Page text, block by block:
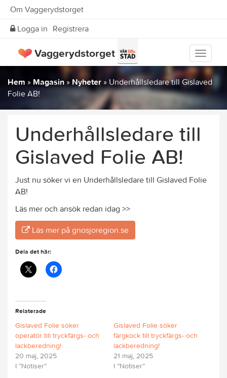
Om Vaggerydstorget
Logga in Registrera
Visa
meny
Vaggerydstorget
Hem » Magasin» Nyheter » Underhållsledare till Gislaved
Folie AB!
Underhållsledare till
Gislaved Folie AB!
Just nu söker vi en Underhållsledare till Gislaved Folie
AB!
Läs mer och ansök redan idag >>
Läs mer på gnosjoregion.se
Dela det här:
Relaterade
Gislaved Folie söker
operatör till tryckfärgs- och
lackberedning!
20 maj, 2025
I ”Notiser”
Gislaved Folie söker
färgkock till tryckfärgs- och
lackberedning!
21 maj, 2025
I ”Notiser”